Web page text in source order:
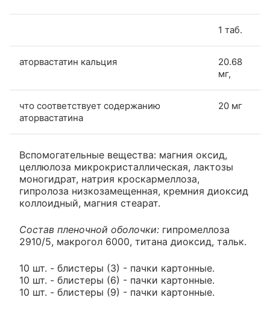
1 таб.
аторвастатин кальция
20.68
мг,
что соответствует содержанию
аторвастатина
20 мг
Вспомогательные вещества: магния оксид,
целлюлоза микрокристаллическая, лактозы
моногидрат, натрия кроскармеллоза,
гипролоза низкозамещенная, кремния диоксид
коллоидный, магния стеарат.
Состав пленочной оболочки: гипромеллоза
2910/5, макрогол 6000, титана диоксид, тальк.
10 шт. - блистеры (3) - пачки картонные.
10 шт. - блистеры (6) - пачки картонные.
10 шт. - блистеры (9) - пачки картонные.